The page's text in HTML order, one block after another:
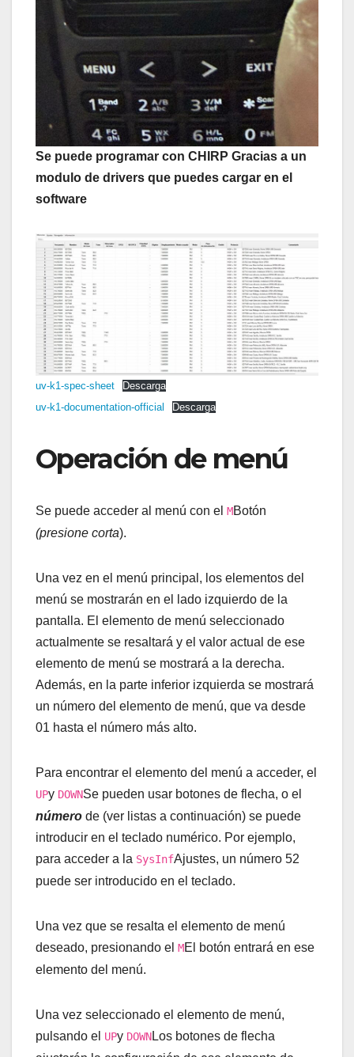
Se puede programar con CHIRP Gracias a un
modulo de drivers que puedes cargar en el
software
uv-k1-spec-sheet
Descarga
uv-k1-documentation-official
Descarga
Operación de menú
Se puede acceder al menú con el MBotón
(presione corta).
Una vez en el menú principal, los elementos del
menú se mostrarán en el lado izquierdo de la
pantalla. El elemento de menú seleccionado
actualmente se resaltará y el valor actual de ese
elemento de menú se mostrará a la derecha.
Además, en la parte inferior izquierda se mostrará
un número del elemento de menú, que va desde
01 hasta el número más alto.
Para encontrar el elemento del menú a acceder, el
UPy DOWNSe pueden usar botones de flecha, o el
número de (ver listas a continuación) se puede
introducir en el teclado numérico. Por ejemplo,
para acceder a la SysInfAjustes, un número 52
puede ser introducido en el teclado.
Una vez que se resalta el elemento de menú
deseado, presionando el MEl botón entrará en ese
elemento del menú.
Una vez seleccionado el elemento de menú,
pulsando el UPy DOWNLos botones de flecha